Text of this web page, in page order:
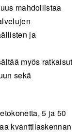
mahdollistaa
ja
myös ratkaisut
sekä
5 ja 50
kvanttilaskennan